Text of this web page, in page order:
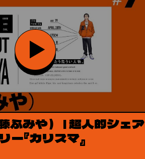
ふみや） | 超人的シェア
『カリスマ』